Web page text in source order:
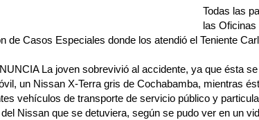
Todas las
las Oficinas
de Casos Especiales donde los atendió el Teniente
La joven sobrevivió al accidente, ya que ésta
un Nissan X-Terra gris de Cochabamba, mientras
vehículos de transporte de servicio público y
Nissan que se detuviera, según se pudo ver en un